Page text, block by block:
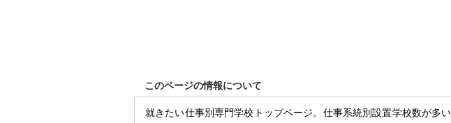
このページの情報について
就きたい仕事別専門学校トップページ。仕事系統別設置学校数が多